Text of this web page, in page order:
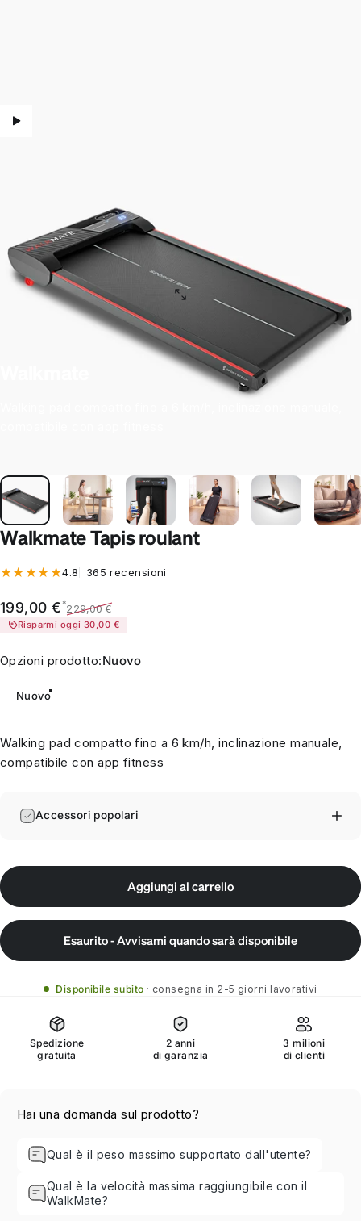
Walkmate Tapis roulant
4.8 365 recensioni
Prezzo scontato
199,00 € *
Prezzo di listino
229,00 €
Risparmi oggi 30,00 €
Opzioni prodotto
Opzioni prodotto:Nuovo
Nuovo
Walking pad compatto fino a 6 km/h, inclinazione manuale,
compatibile con app fitness
Accessori popolari
Aggiungi al carrello
Esaurito - Avvisami quando sarà disponibile
Disponibile subito consegna in 2-5 giorni lavorativi
Spedizione
gratuita
2 anni
di garanzia
3 milioni
di clienti
Hai una domanda sul prodotto?
Qual è il peso massimo supportato dall'utente?
Qual è la velocità massima raggiungibile con il
WalkMate?